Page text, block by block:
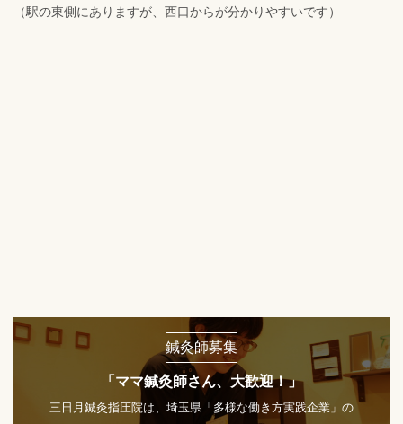
（駅の東側にありますが、西口からが分かりやすいです）
鍼灸師募集
「ママ鍼灸師さん、大歓迎！」
三日月鍼灸指圧院は、埼玉県「多様な働き方実践企業」の